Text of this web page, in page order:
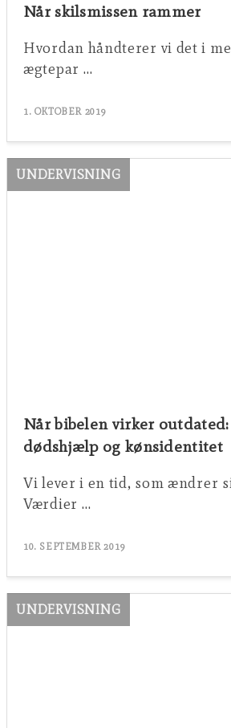
Når skilsmissen rammer
Hvordan håndterer vi det i
ægtepar …
1. OKTOBER 2019
UNDERVISNING
Når bibelen virker
dødshjælp og kønsidentitet
Vi lever i en tid, som ændrer
Værdier …
10. SEPTEMBER 2019
UNDERVISNING